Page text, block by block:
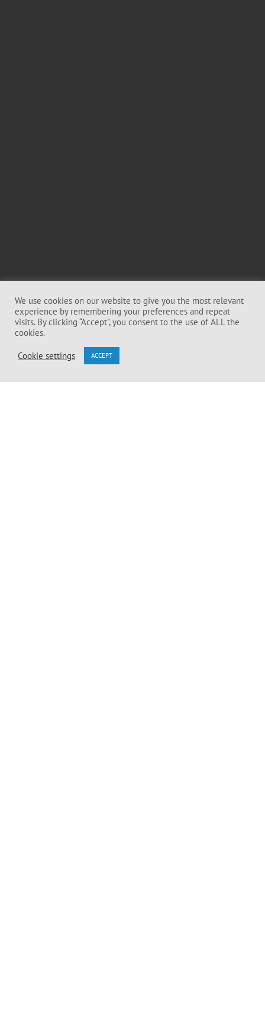
We use cookies on our website to give you the most relevant
experience by remembering your preferences and repeat
visits. By clicking “Accept”, you consent to the use of ALL the
cookies.
Cookie settings ACCEPT
SUBSCRIBE TO
OUR NEWSLETTER